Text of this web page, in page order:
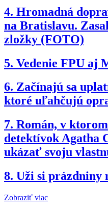
4. Hromadná
na Bratislavu.
zložky (FOTO)
5. Vedenie FPU aj
6. Začínajú sa
ktoré uľahčujú
7. Román, v
detektívok Agatha
ukázať svoju
8. Uži si prázdniny
Zobraziť viac